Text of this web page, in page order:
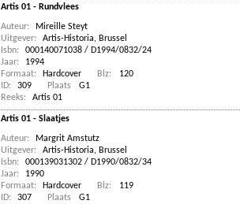
Artis 01 - Rundvlees
Auteur:
Mireille Steyt
Uitgever:
Artis-Historia, Brussel
Isbn:
000140071038 / D1994/0832/24
Jaar:
1994
Formaat:
Hardcover Blz:
120
ID:
309 Plaats
G1
Reeks:
Artis 01
Artis 01 - Slaatjes
Auteur:
Margrit Amstutz
Uitgever:
Artis-Historia, Brussel
Isbn:
000139031302 / D1990/0832/34
Jaar:
1990
Formaat:
Hardcover Blz:
119
ID:
307 Plaats
G1